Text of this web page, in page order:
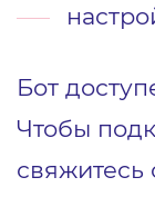
Бот
Чтобы